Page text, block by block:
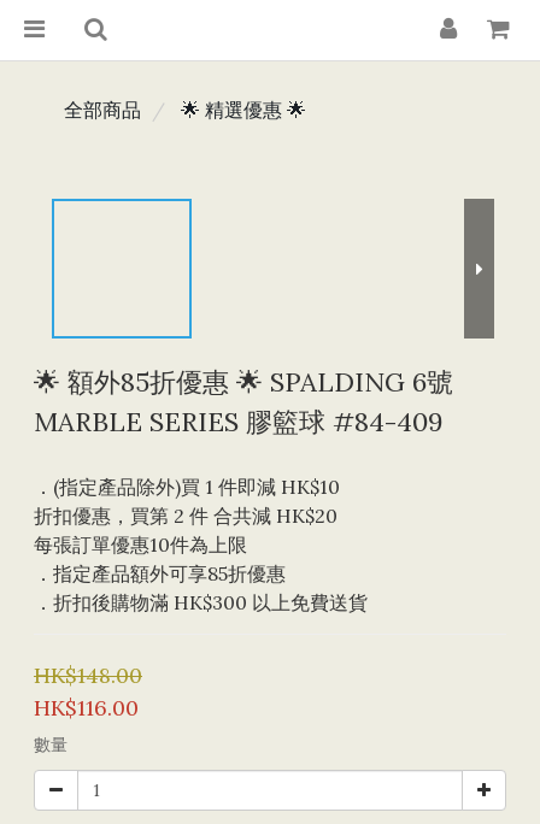
全部商品 🌟 精選優惠 🌟
🌟 額外85折優惠 🌟 SPALDING 6號
MARBLE SERIES 膠籃球 #84-409
．(指定產品除外)買 1 件即減 HK$10
折扣優惠，買第 2 件 合共減 HK$20
每張訂單優惠10件為上限
．指定產品額外可享85折優惠
．折扣後購物滿 HK$300 以上免費送貨
HK$148.00
HK$116.00
數量